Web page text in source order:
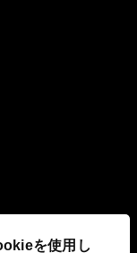
を使用し